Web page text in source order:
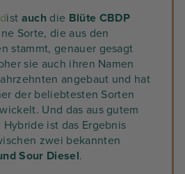
ist auch die Blüte CBDP
Sorte, die aus den
stammt, genauer gesagt
sie auch ihren Namen
angebaut und hat
der beliebtesten Sorten
Und das aus gutem
ist das Ergebnis
zwei bekannten
Sour Diesel.